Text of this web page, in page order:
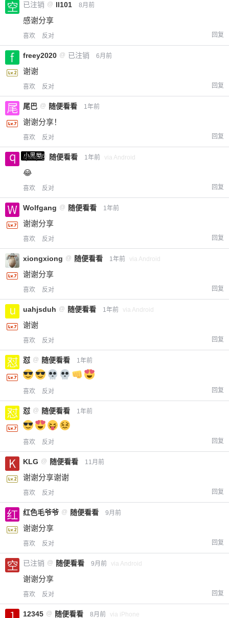
已注销 @ ll101 8月前
感谢分享
喜欢 反对 回复
freey2020 @ 已注销 6月前
谢谢
喜欢 反对 回复
尾巴 @ 随便看看 1年前
谢谢分享！
喜欢 反对 回复
小黑屋
qwq @ 随便看看 1年前 via Android
😂
喜欢 反对 回复
Wolfgang @ 随便看看 1年前
谢谢分享
喜欢 反对 回复
xiongxiong @ 随便看看 1年前 via Android
谢谢分享
喜欢 反对 回复
uahjsduh @ 随便看看 1年前 via Android
谢谢
喜欢 反对 回复
怼 @ 随便看看 1年前
喜欢 反对 回复
怼 @ 随便看看 1年前
喜欢 反对 回复
KLG @ 随便看看 11月前
谢谢分享谢谢
喜欢 反对 回复
红色毛爷爷 @ 随便看看 9月前
谢谢分享
喜欢 反对 回复
已注销 @ 随便看看 9月前 via Android
谢谢分享
喜欢 反对 回复
12345 @ 随便看看 8月前 via iPhone